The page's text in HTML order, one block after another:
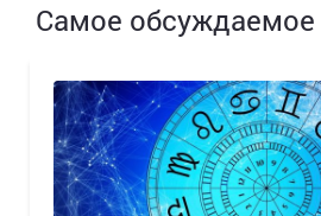
Самое обсуждаемое